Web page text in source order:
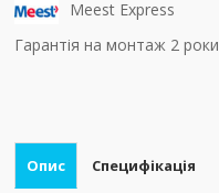
Meest Express
Гарантія на монтаж 2 роки
Опис Специфікація